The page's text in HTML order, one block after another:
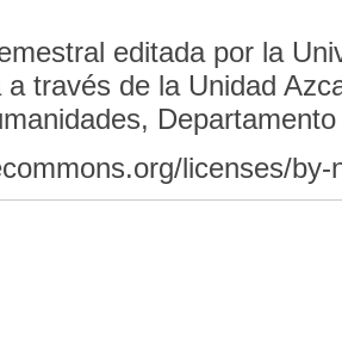
editada por la
a través de la Unidad
licenses/by-